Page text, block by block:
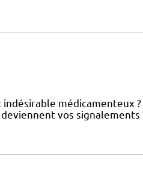
médicamenteux
vos signalements